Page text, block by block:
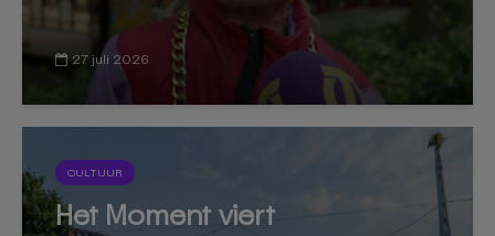
27 juli 2026
CULTUUR
Het Moment viert